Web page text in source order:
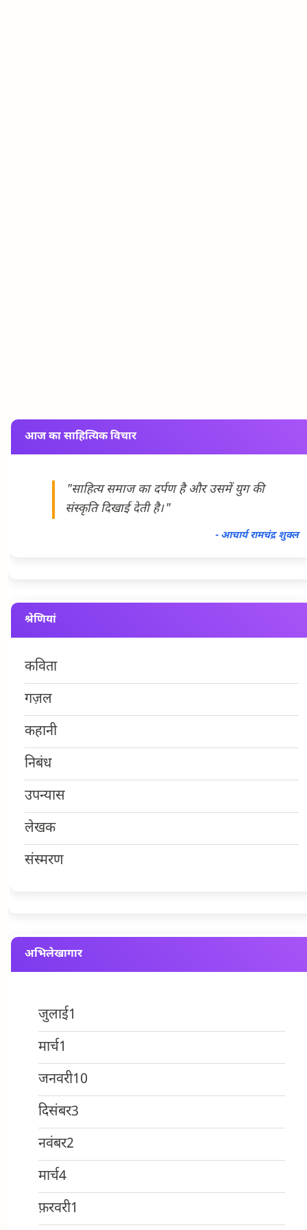
आज का साहित्यिक विचार
"साहित्य समाज का दर्पण है और उसमें युग की
संस्कृति दिखाई देती है।"
- आचार्य रामचंद्र शुक्ल
श्रेणियां
कविता
गज़ल
कहानी
निबंध
उपन्यास
लेखक
संस्मरण
अभिलेखागार
जुलाई1
मार्च1
जनवरी10
दिसंबर3
नवंबर2
मार्च4
फ़रवरी1